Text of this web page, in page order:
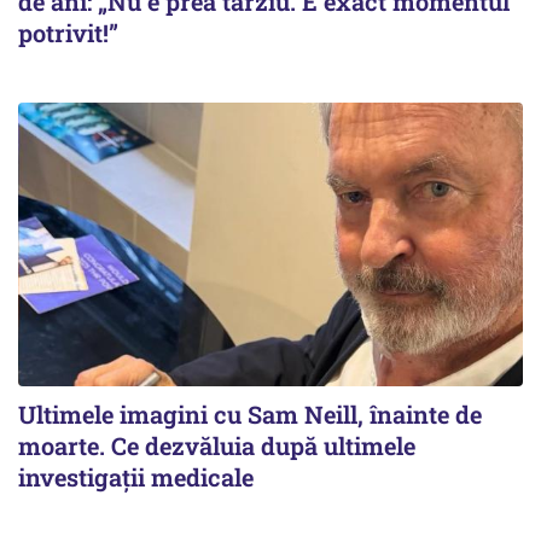
potrivit!”
Ultimele imagini cu Sam Neill, înainte de
moarte. Ce dezvăluia după ultimele
investigații medicale